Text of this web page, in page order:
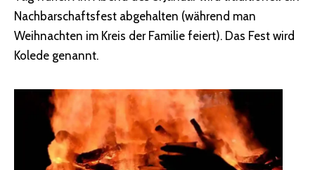
Nachbarschaftsfest abgehalten (während man
Weihnachten im Kreis der Familie feiert). Das Fest wird
Kolede genannt.